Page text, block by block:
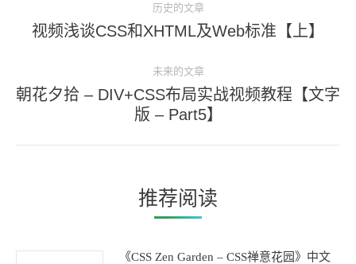
导
历史的文章
历
的
文
章：
视频浅谈CSS和XHTML及Web标准【上】
未来的文章
未
来
的
章：
朝花夕拾 – DIV+CSS布局实战视频教程【文字
版 – Part5】
推荐阅读
《CSS Zen Garden – CSS禅意花园》中文